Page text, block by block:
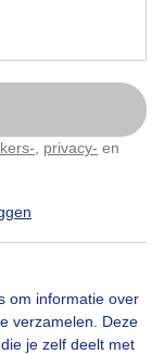
privacy- en
om informatie over
verzamelen. Deze
je zelf deelt met
42x bekeken